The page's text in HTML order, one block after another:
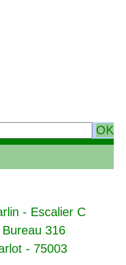
- Escalier C
316
- 75003